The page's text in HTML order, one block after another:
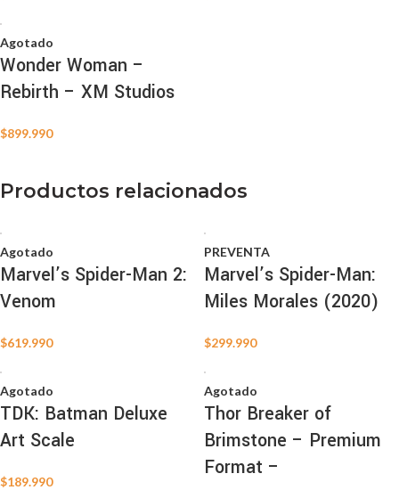
Agotado
Wonder Woman –
Rebirth – XM Studios
$899.990
Productos relacionados
Agotado
Marvel’s Spider-Man 2:
Venom
$619.990
PREVENTA
Marvel’s Spider-Man:
Miles Morales (2020)
$299.990
Agotado
TDK: Batman Deluxe
Art Scale
$189.990
Agotado
Thor Breaker of
Brimstone – Premium
Format –